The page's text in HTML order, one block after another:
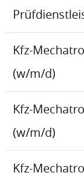
Kfz-
(w/m/d)
Kfz-
(w/m/d)
Kfz-